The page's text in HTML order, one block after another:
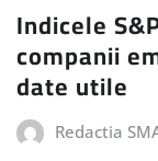
Indicele
companii
date utile
Redactia